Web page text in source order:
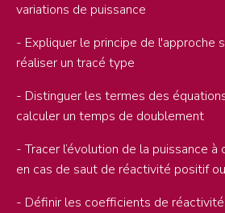
variations de puissance
- Expliquer le principe de l'approche
réaliser un tracé type
- Distinguer les termes des
calculer un temps de doublement
- Tracer l’évolution de la puissance
en cas de saut de réactivité positif
- Définir les coefficients de